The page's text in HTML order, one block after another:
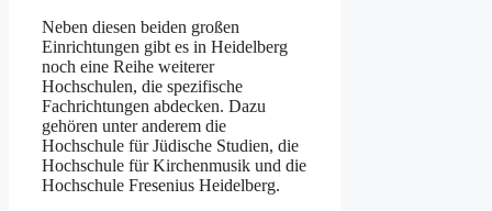
Neben diesen beiden großen
Einrichtungen gibt es in Heidelberg
noch eine Reihe weiterer
Hochschulen, die spezifische
Fachrichtungen abdecken. Dazu
gehören unter anderem die
Hochschule für Jüdische Studien, die
Hochschule für Kirchenmusik und die
Hochschule Fresenius Heidelberg.